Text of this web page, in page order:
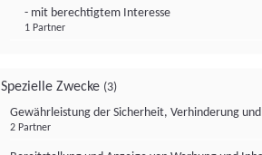
- mit berechtigtem Interesse
1 Partner
Spezielle Zwecke (3)
Gewährleistung der Sicherheit, Verhinderung
2 Partner